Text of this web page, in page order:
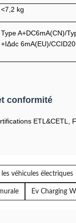
<7,2 kg
Type A+DC6mA(CN)/
+IΔdc 6mA(EU)/
conformité
ETL&CETL,
les véhicules électriques
Ev Charging